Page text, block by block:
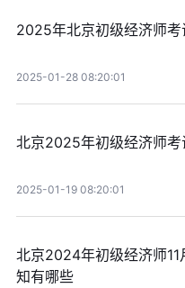
2025年北京初级经济师
2025-01-28 08:20:01
北京2025年初级经济师考
2025-01-19 08:20:01
北京2024年初级经济师
知有哪些